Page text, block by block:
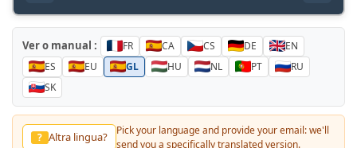
Ver o manual : FR CA CS DE
EN
ES
EU GL HU NL PT
RU
SK
? Altra lingua?
Pick your language and provide your email: we'll
send you a specifically translated version.